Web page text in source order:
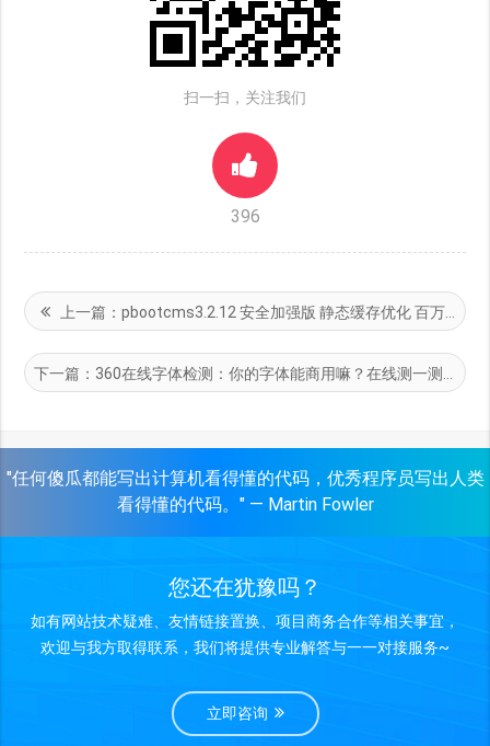
扫一扫，关注我们
396
上一篇：pbootcms3.2.12 安全加强版 静态缓存优化 百万数据不卡 修复BUG 免费下载 好模板网提供
下一篇： 360在线字体检测：你的字体能商用嘛？在线测一测吧
"任何傻瓜都能写出计算机看得懂的代码，优秀程序员写出人类
看得懂的代码。" — Martin Fowler
您还在犹豫吗？
如有网站技术疑难、友情链接置换、项目商务合作等相关事宜，
欢迎与我方取得联系，我们将提供专业解答与一一对接服务~
立即咨询